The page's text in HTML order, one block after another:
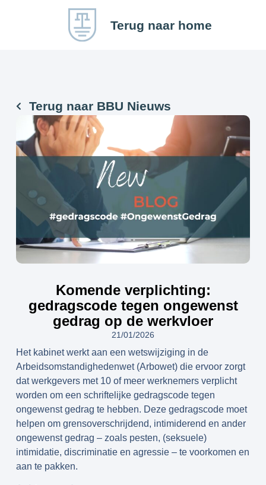
Terug naar home
Terug naar BBU Nieuws
Komende verplichting:
gedragscode tegen ongewenst
gedrag op de werkvloer
21/01/2026
Het kabinet werkt aan een wetswijziging in de
Arbeidsomstandighedenwet (Arbowet) die ervoor zorgt
dat werkgevers met 10 of meer werknemers verplicht
worden om een schriftelijke gedragscode tegen
ongewenst gedrag te hebben. Deze gedragscode moet
helpen om grensoverschrijdend, intimiderend en ander
ongewenst gedrag – zoals pesten, (seksuele)
intimidatie, discriminatie en agressie – te voorkomen en
aan te pakken.